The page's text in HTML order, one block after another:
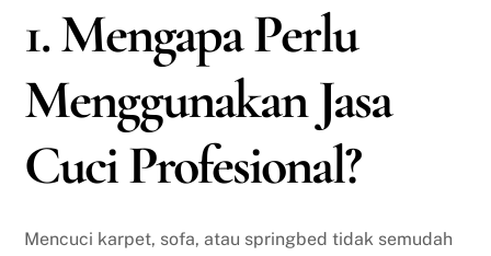
1. Mengapa Perlu
Menggunakan Jasa
Cuci Profesional?
Mencuci karpet, sofa, atau springbed tidak semudah